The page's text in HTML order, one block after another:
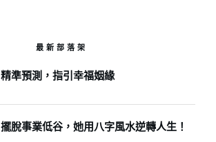
最新部落架
準預測，指引幸福姻緣
脫事業低谷，她用八字風水逆轉人生！